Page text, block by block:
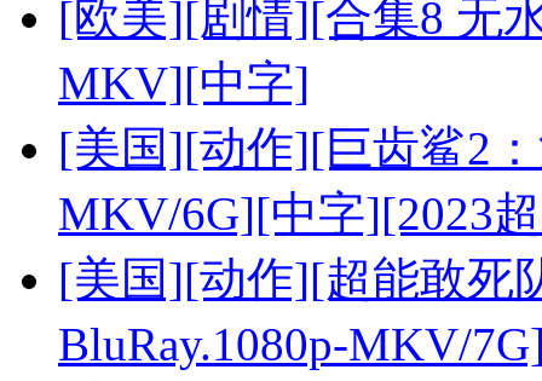
[欧美][剧情][合集8 无
MKV][中字]
[美国][动作][巨齿鲨2
MKV/6G][中字][2023
[美国][动作][超能敢死
BluRay.1080p-MKV/